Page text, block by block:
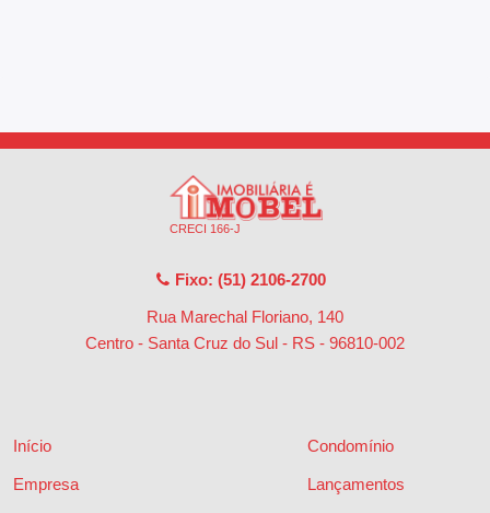
CRECI 166-J
Fixo: (51) 2106-2700
Rua Marechal Floriano, 140
Centro - Santa Cruz do Sul - RS - 96810-002
Início
Empresa
Condomínio
Lançamentos